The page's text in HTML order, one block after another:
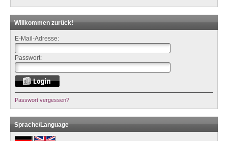
Willkommen zurück!
E-Mail-Adresse:
Passwort:
Passwort vergessen?
Sprache/Language